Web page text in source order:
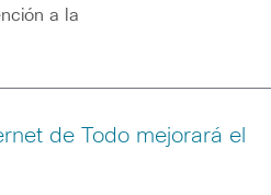
a la
de Todo mejorará el